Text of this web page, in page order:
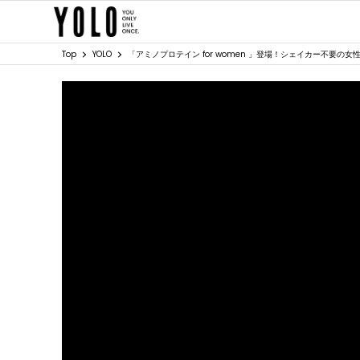
Top YOLO 「アミノプロテイン for women 」登場！シェイカー不要の女